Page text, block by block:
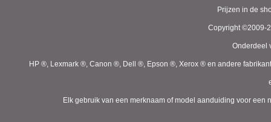
Prijzen in de
Copyright ©2009-
Onderdeel
HP ®, Lexmark ®, Canon ®, Dell ®, Epson ®, Xerox ® en andere
Elk gebruik van een merknaam of model aanduiding voor